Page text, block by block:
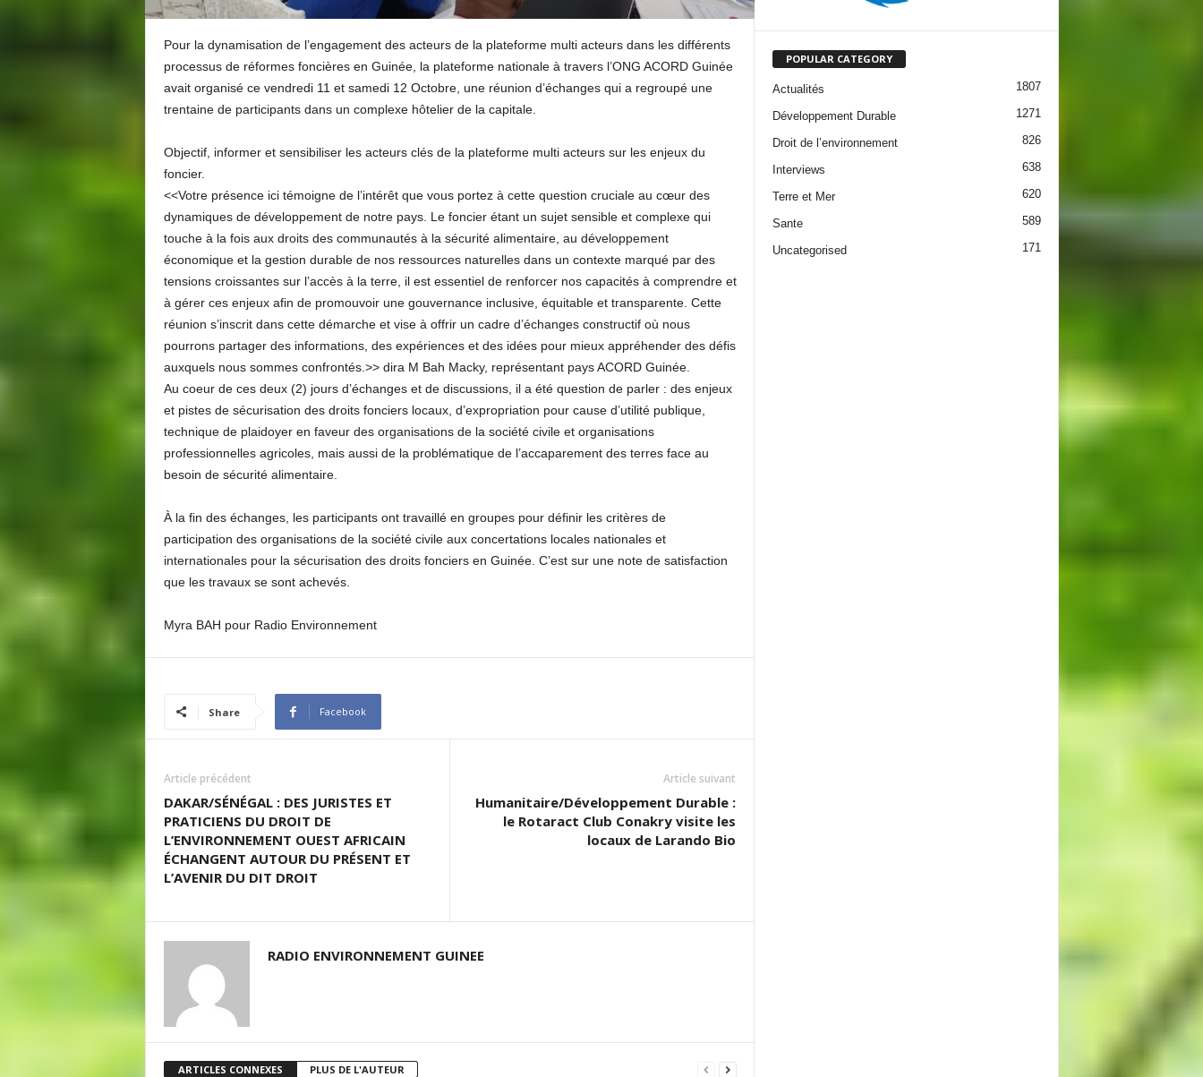
Pour la dynamisation de l’engagement des acteurs de la plateforme multi acteurs dans les différents
processus de réformes foncières en Guinée, la plateforme nationale à travers l’ONG ACORD Guinée
avait organisé ce vendredi 11 et samedi 12 Octobre, une réunion d’échanges qui a regroupé une
trentaine de participants dans un complexe hôtelier de la capitale.
Objectif, informer et sensibiliser les acteurs clés de la plateforme multi acteurs sur les enjeux du
foncier.
<<Votre présence ici témoigne de l’intérêt que vous portez à cette question cruciale au cœur des
dynamiques de développement de notre pays. Le foncier étant un sujet sensible et complexe qui
touche à la fois aux droits des communautés à la sécurité alimentaire, au développement
économique et la gestion durable de nos ressources naturelles dans un contexte marqué par des
tensions croissantes sur l’accès à la terre, il est essentiel de renforcer nos capacités à comprendre et
à gérer ces enjeux afin de promouvoir une gouvernance inclusive, équitable et transparente. Cette
réunion s’inscrit dans cette démarche et vise à offrir un cadre d’échanges constructif où nous
pourrons partager des informations, des expériences et des idées pour mieux appréhender des défis
auxquels nous sommes confrontés.>> dira M Bah Macky, représentant pays ACORD Guinée.
Au coeur de ces deux (2) jours d’échanges et de discussions, il a été question de parler : des enjeux
et pistes de sécurisation des droits fonciers locaux, d’expropriation pour cause d’utilité publique,
technique de plaidoyer en faveur des organisations de la société civile et organisations
professionnelles agricoles, mais aussi de la problématique de l’accaparement des terres face au
besoin de sécurité alimentaire.
À la fin des échanges, les participants ont travaillé en groupes pour définir les critères de
participation des organisations de la société civile aux concertations locales nationales et
internationales pour la sécurisation des droits fonciers en Guinée. C’est sur une note de satisfaction
que les travaux se sont achevés.
Myra BAH pour Radio Environnement
Share Facebook
Article précédent
DAKAR/SÉNÉGAL : DES JURISTES ET
PRATICIENS DU DROIT DE
L’ENVIRONNEMENT OUEST AFRICAIN
ÉCHANGENT AUTOUR DU PRÉSENT ET
L’AVENIR DU DIT DROIT
Article suivant
Humanitaire/Développement Durable :
le Rotaract Club Conakry visite les
locaux de Larando Bio
RADIO ENVIRONNEMENT GUINEE
ARTICLES CONNEXES PLUS DE L'AUTEUR
POPULAR CATEGORY
Actualités 1807
Développement Durable 1271
Droit de l’environnement 826
Interviews 638
Terre et Mer 620
Sante 589
Uncategorised 171